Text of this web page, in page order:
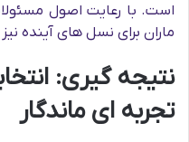
است. با رعایت اصول
ماران برای نسل های آینده
نتیجه گیری:
تجربه ای ماندگار